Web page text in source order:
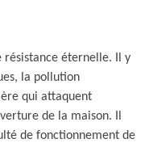
résistance éternelle. Il y
la pollution
qui attaquent
de la maison. Il
de fonctionnement de